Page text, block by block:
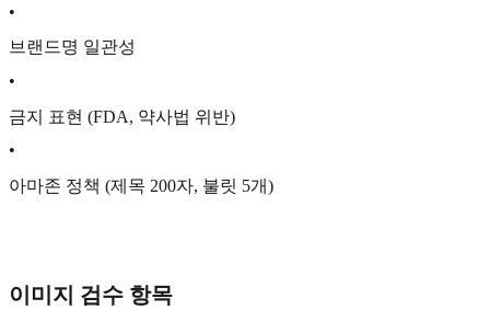
•
브랜드명 일관성
•
금지 표현 (FDA, 약사법 위반)
•
아마존 정책 (제목 200자, 불릿 5개)
이미지 검수 항목